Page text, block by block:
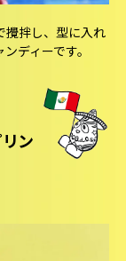
攪拌し、型に入れ
ディーです。
ン